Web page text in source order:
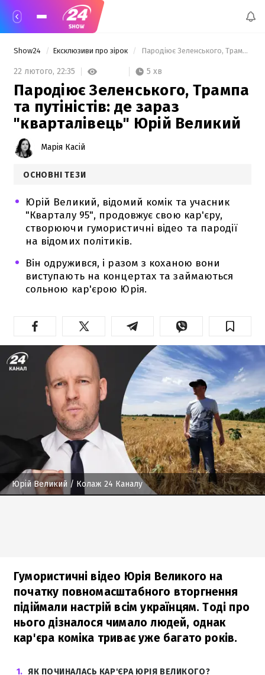
Show24 Ексклюзиви про зірок Пародіює Зеленського, Трампа та путіністів: де зараз "кварталівець" Юрій Великий
22 лютого, 22:35 5 хв
Пародіює Зеленського, Трампа
та путіністів: де зараз
"кварталівець" Юрій Великий
Марія Касій
ОСНОВНІ ТЕЗИ
Юрій Великий, відомий комік та учасник
"Кварталу 95", продовжує свою кар'єру,
створюючи гумористичні відео та пародії
на відомих політиків.
Він одружився, і разом з коханою вони
виступають на концертах та займаються
сольною кар'єрою Юрія.
Юрій Великий / Колаж 24 Каналу
Гумористичні відео Юрія Великого на
початку повномасштабного вторгнення
підіймали настрій всім українцям. Тоді про
нього дізналося чимало людей, однак
кар'єра коміка триває уже багато років.
1 ЯК ПОЧИНАЛАСЬ КАР'ЄРА ЮРІЯ ВЕЛИКОГО?